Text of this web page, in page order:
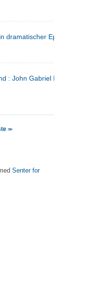
dramatischer Epilog in drei
: John Gabriel Borkman ;
>>
Senter for